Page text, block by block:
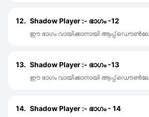
12. Shadow Player :- ഭാഗം -12
ഈ ഭാഗം വായിക്കാനായി ആപ്പ്
13. Shadow Player :- ഭാഗം -13
ഈ ഭാഗം വായിക്കാനായി ആപ്പ്
14. Shadow Player :- ഭാഗം - 14